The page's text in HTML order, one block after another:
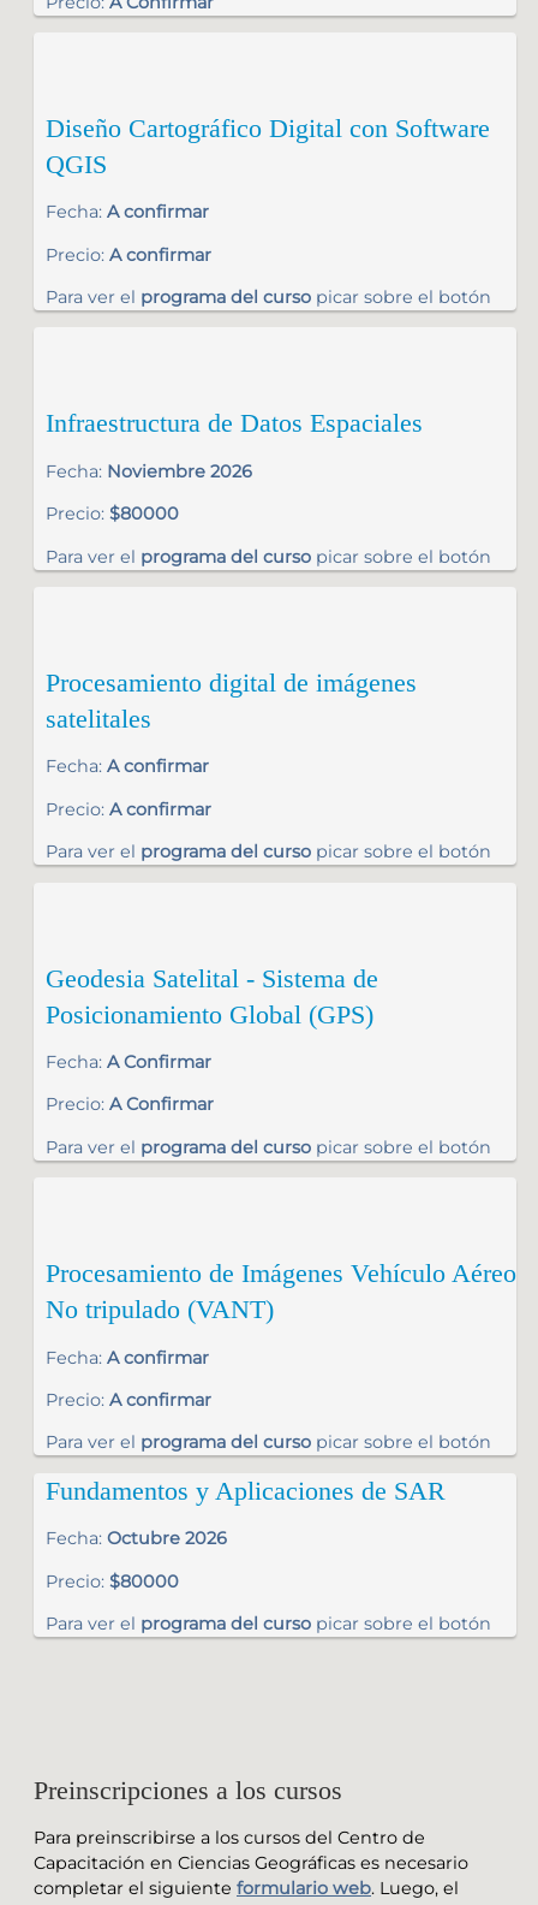
Diseño Cartográfico Digital con Software
QGIS
Fecha: A confirmar
Precio: A confirmar
Para ver el programa del curso picar sobre el botón
Infraestructura de Datos Espaciales
Fecha: Noviembre 2026
Precio: $80000
Para ver el programa del curso picar sobre el botón
Procesamiento digital de imágenes
satelitales
Fecha: A confirmar
Precio: A confirmar
Para ver el programa del curso picar sobre el botón
Geodesia Satelital - Sistema de
Posicionamiento Global (GPS)
Fecha: A Confirmar
Precio: A Confirmar
Para ver el programa del curso picar sobre el botón
Procesamiento de Imágenes Vehículo Aéreo
No tripulado (VANT)
Fecha: A confirmar
Precio: A confirmar
Para ver el programa del curso picar sobre el botón
Fundamentos y Aplicaciones de SAR
Fecha: Octubre 2026
Precio: $80000
Para ver el programa del curso picar sobre el botón
Preinscripciones a los cursos
Para preinscribirse a los cursos del Centro de
Capacitación en Ciencias Geográficas es necesario
completar el siguiente formulario web. Luego, el